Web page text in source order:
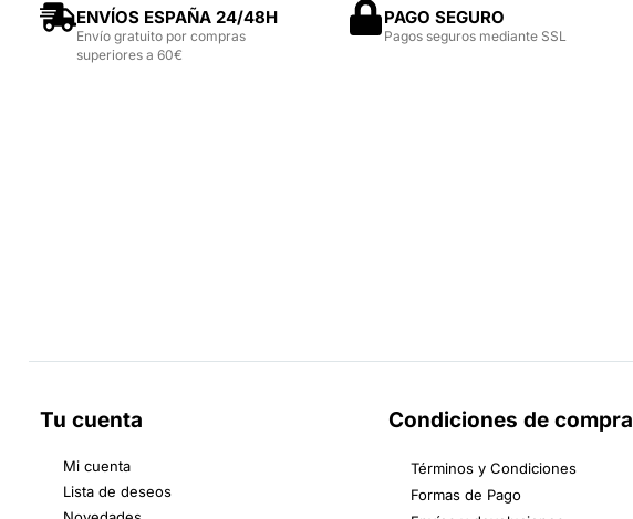
ENVÍOS ESPAÑA 24/48H
Envío gratuito por compras
superiores a 60€
PAGO SEGURO
Pagos seguros mediante SSL
Tu cuenta
Mi cuenta
Lista de deseos
Condiciones de compra
Términos y Condiciones
Formas de Pago